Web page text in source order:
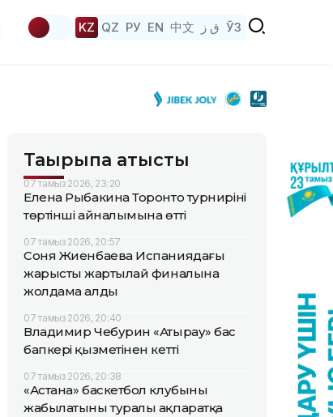
KZ QZ РУ EN 中文 ق ز ЎЗ
Тақырыпқа қатысты
07 тамыз 2026, 23:20
Елена Рыбакина Торонто турнирінің
төртінші айналымына өтті
07 тамыз 2026, 20:57
Соня Жиенбаева Испаниядағы
жарыстың жартылай финалына
жолдама алды
07 тамыз 2026, 20:40
Владимир Чебурин «Атырау» бас
бапкері қызметінен кетті
07 тамыз 2026, 20:38
«Астана» баскетбол клубының
жабылатыны туралы ақпаратқа